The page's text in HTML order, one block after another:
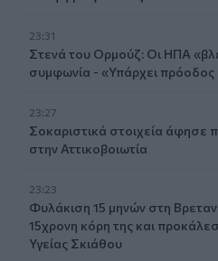
23:31
Στενά του Ορμούζ: Οι ΗΠΑ
συμφωνία - «Υπάρχει πρόοδος
23:27
Σοκαριστικά στοιχεία άφησε
στην Αττικοβοιωτία
23:23
Φυλάκιση 15 μηνών στη
15χρονη κόρη της και
Υγείας Σκιάθου